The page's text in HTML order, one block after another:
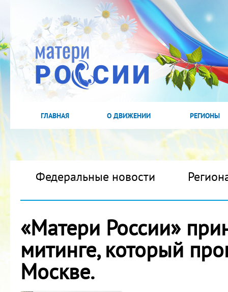
ГЛАВНАЯ О ДВИЖЕНИИ РЕГИОНЫ
Федеральные новости
«Матери России»
митинге, который
Москве.